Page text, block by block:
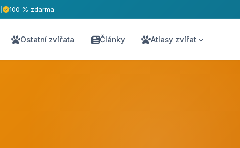
100 % zdarma
Ostatní zvířata Články Atlasy zvířat